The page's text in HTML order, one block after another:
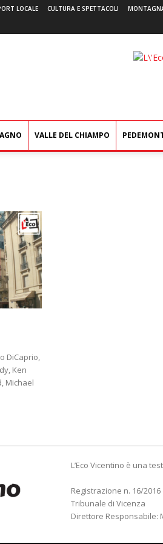
LOCALE CULTURA E SPETTACOLI
VALLE DEL CHIAMPO
DiCaprio,
Ken
Michael
L’Eco Vicentino è una
Registrazione n. 16/
Tribunale di Vicenza
Direttore Responsabile: